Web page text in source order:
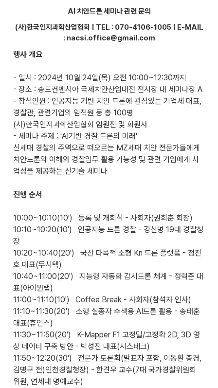
AI 치안드론 세미나 관련 문의
(사)한국인지과학산업협회 | TEL : 070-4106-1005 | E-MAIL
: nacsi.office@gmail.com
행사 개요
- 일시 : 2024년 10월 24일(목) 오전 10:00~12:30까지
- 장소 : 송도컨벤시아 국제치안산업대전 전시장 내 세미나장 A
- 참석인원 : 인공지능 기반 치안 드론에 관심있는 기업체 대표,
경찰관, 관련기업의 임직원 등 총 100명
(사)한국인지과학산업협회 임원진 및 회원사
- 세미나 주제 : 'AI기반 경찰 드론의 미래'
신세대 경찰의 주역으로 떠오르는 MZ세대 치안 전문가들에게
치안드론의 이해와 경찰업무 활용 가능성 및 관련 기업에게 사
업성을 제공하는 신기술 세미나
진행 순서
10:00~10:10(10') 등록 및 개회식 - 사회자(권희춘 회장)
10:10~10:20(10') 인공지능 드론 경찰 - 강신명 19대 경찰청
장
10:20~10:40(20') 국산 다목적 소형 Kn 드론 플랫폼 - 정진
호 대표(두시텍)
10:40~11:00(20') 지능형 자동화 감시드론 체계 - 정혁준 대
표(아이원랩)
11:00~11:10(10') Coffee Break - 사회자(참석자 인사)
11:10~11:30(20') 소형 실종자 수색용 AI드론 활용 - 송태훈
대표(휴인스)
11:30~11:50(20') K-Mapper F1 고정밀/고정확 2D, 3D 영
상 데이터 구축 방안 - 박성진 대표(시스테크)
11:50~12:20(30') 전문가 토론회(발표자 포함, 이동환 총경,
김병구 전)인천경찰청장) - 한견우 교수(7대 국가경찰위원회
위원, 연세대 명예교수)